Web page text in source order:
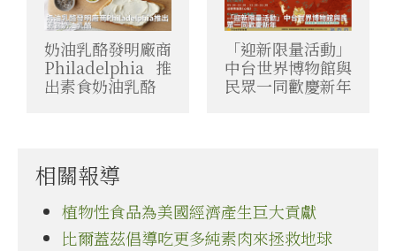
奶油乳酪發明廠商
Philadelphia推
出素食奶油乳酪
「迎新限量活動」
中台世界博物館與
民眾一同歡慶新年
相關報導
植物性食品為美國經濟產生巨大貢獻
比爾蓋茲倡導吃更多純素肉來拯救地球